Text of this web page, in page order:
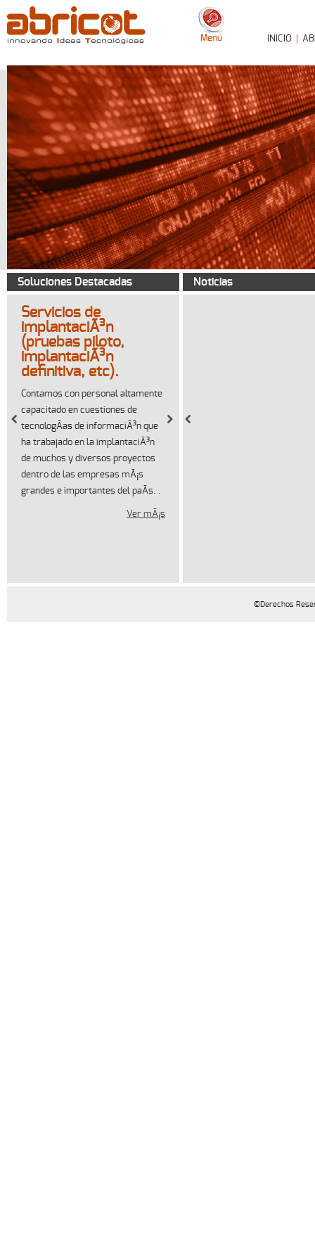
Menú INICIO
Soluciones Destacadas
Servicios de
im
plantaciÃ³n
(pruebas piloto,
implantaciÃ³n
definitiva, etc).
Contamos con personal altamente
capacitado en cuestiones de
tecnologÃ­as de informaciÃ³n que
ha trabajado en la implantaciÃ³n
de muchos y diversos proyectos
dentro de las empresas mÃ¡s
grandes e importantes del paÃ­s. .
RepresentaciÃ³ndeventas de productos.
Ayudamos a las empresas a
vender sus productos, llegamos
Llevamos el proceso de ventas
desde el inicio hasta el cierre final.
Noticias
©Derechos